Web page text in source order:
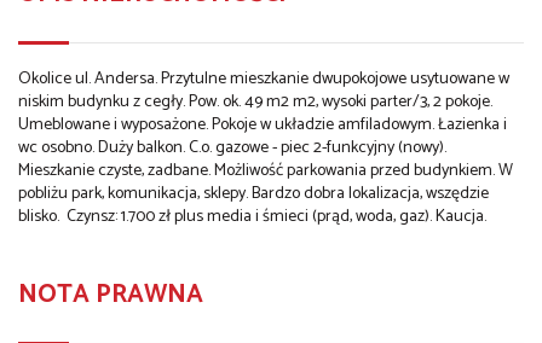
Okolice ul. Andersa. Przytulne mieszkanie dwupokojowe usytuowane w
niskim budynku z cegły. Pow. ok. 49 m2 m2, wysoki parter/3, 2 pokoje.
Umeblowane i wyposażone. Pokoje w układzie amfiladowym. Łazienka i
wc osobno. Duży balkon. C.o. gazowe - piec 2-funkcyjny (nowy).
Mieszkanie czyste, zadbane. Możliwość parkowania przed budynkiem. W
pobliżu park, komunikacja, sklepy. Bardzo dobra lokalizacja, wszędzie
blisko. Czynsz: 1.700 zł plus media i śmieci (prąd, woda, gaz). Kaucja.
NOTA PRAWNA